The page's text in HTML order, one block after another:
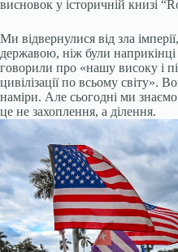
висновок у історичній книзі
Ми відвернулися від зла
державою, ніж були
говорили про «нашу високу і
цивілізації по всьому світу».
наміри. Але сьогодні ми
це не захоплення, а ділення.